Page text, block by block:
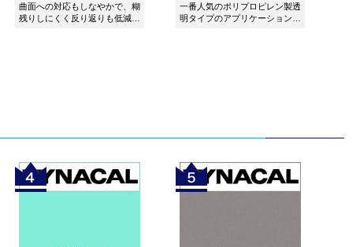
曲面への対応もしなやかで、糊
残りしにくく反り返りも低減し
一番人気のポリプロピレン製透
明タイプのアプリケーションで